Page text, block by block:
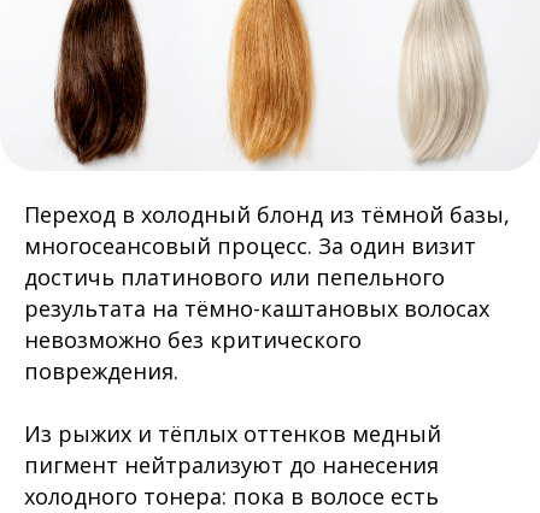
Переход в холодный блонд из тёмной базы,
многосеансовый процесс. За один визит
достичь платинового или пепельного
результата на тёмно-каштановых волосах
невозможно без критического
повреждения.
Из рыжих и тёплых оттенков медный
пигмент нейтрализуют до нанесения
холодного тонера: пока в волосе есть